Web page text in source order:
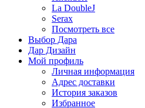
La DoubleJ
Serax
Посмотреть все
Выбор Дара
Дар Дизайн
Мой профиль
Личная информация
Адрес доставки
История заказов
Избранное